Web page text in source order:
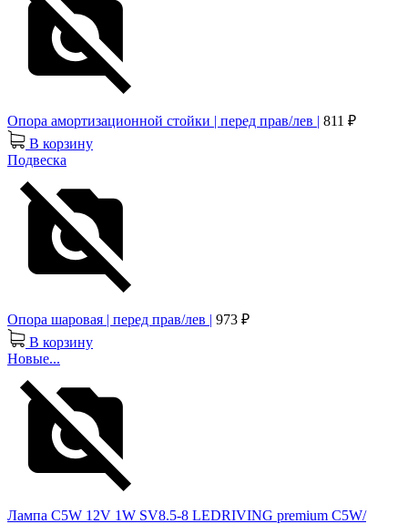
Опора амортизационной стойки | перед прав/лев | 811 ₽
В корзину
Подвеска
Опора шаровая | перед прав/лев | 973 ₽
В корзину
Новые...
Лампа C5W 12V 1W SV8.5-8 LEDRIVING premium C5W/